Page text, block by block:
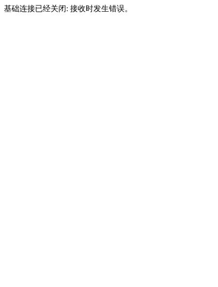
基础连接已经关闭: 接收时发生错误。